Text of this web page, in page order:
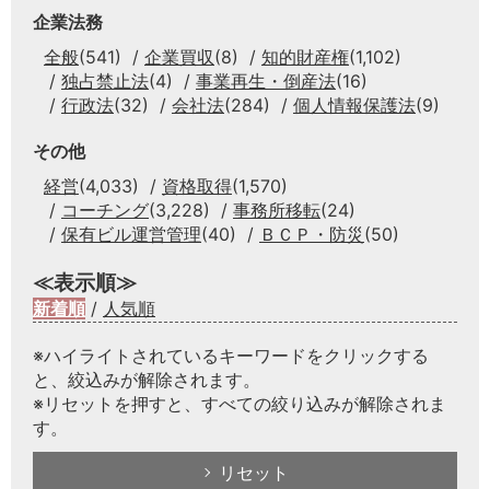
企業法務
全般(541) 企業買収(8) 知的財産権(1,102)
独占禁止法(4) 事業再生・倒産法(16)
行政法(32) 会社法(284) 個人情報保護法(9)
その他
経営(4,033) 資格取得(1,570)
コーチング(3,228) 事務所移転(24)
保有ビル運営管理(40) ＢＣＰ・防災 (50)
≪表示順≫
新着順 / 人気順
※ハイライトされているキーワードをクリックする
と、絞込みが解除されます。
※リセットを押すと、すべての絞り込みが解除されま
す。
リセット